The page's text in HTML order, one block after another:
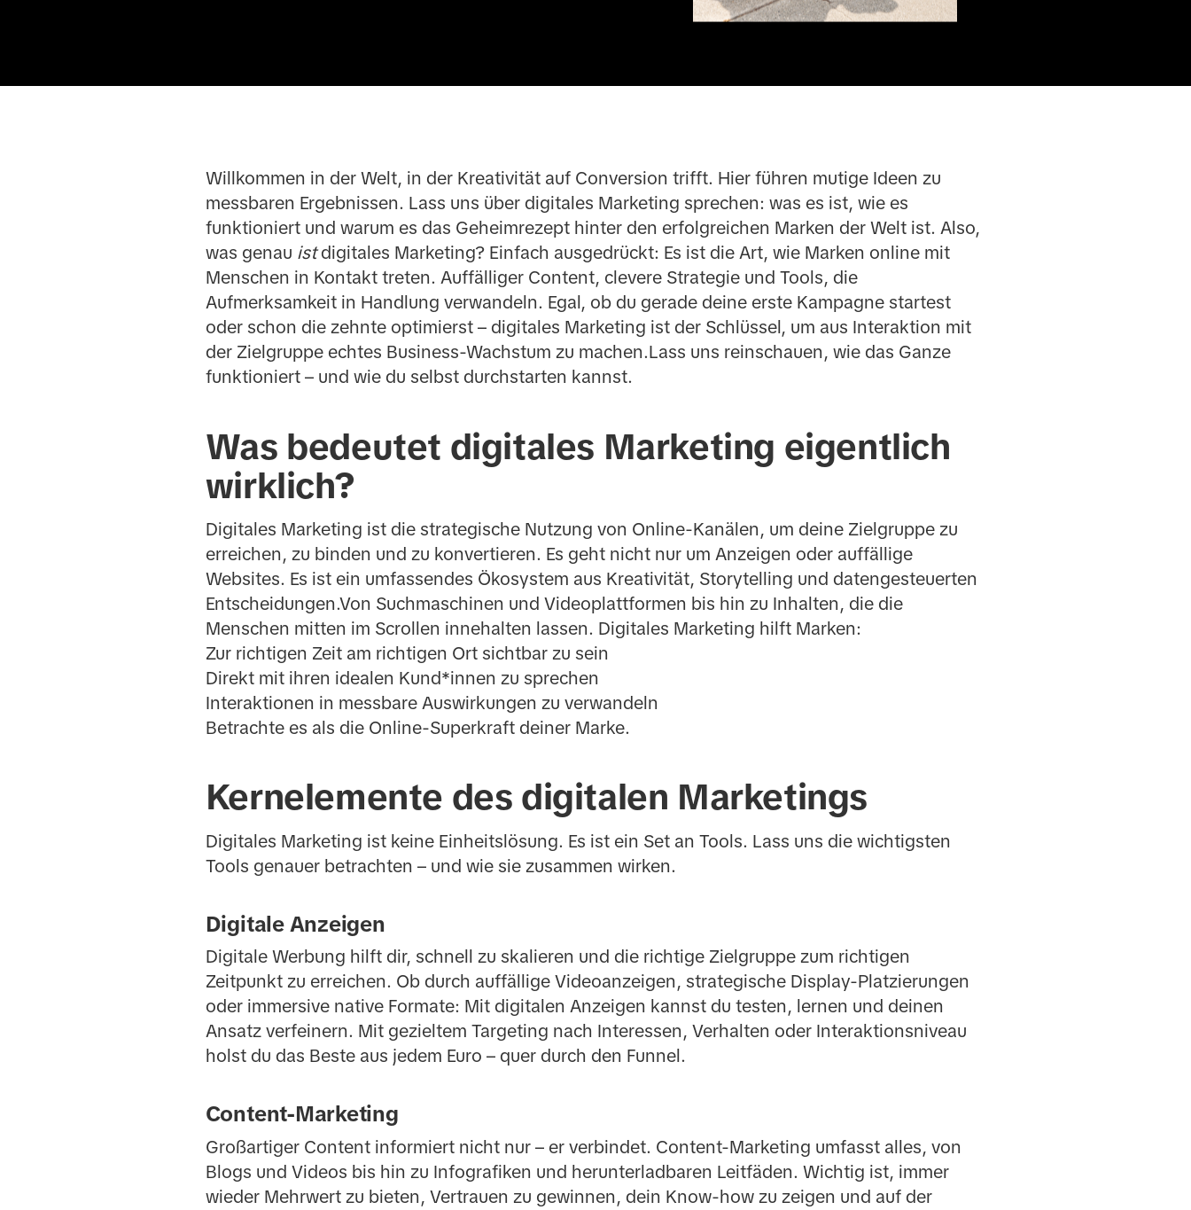
Willkommen in der Welt, in der Kreativität auf Conversion trifft. Hier führen mutige Ideen zu
messbaren Ergebnissen. Lass uns über digitales Marketing sprechen: was es ist, wie es
funktioniert und warum es das Geheimrezept hinter den erfolgreichen Marken der Welt ist. Also,
was genau istdigitales Marketing? Einfach ausgedrückt: Es ist die Art, wie Marken online mit
Menschen in Kontakt treten. Auffälliger Content, clevere Strategie und Tools, die
Aufmerksamkeit in Handlung verwandeln. Egal, ob du gerade deine erste Kampagne startest
oder schon die zehnte optimierst – digitales Marketing ist der Schlüssel, um aus Interaktion mit
der Zielgruppe echtes Business-Wachstum zu machen.Lass uns reinschauen, wie das Ganze
funktioniert – und wie du selbst durchstarten kannst.
Was bedeutet digitales Marketing eigentlich
wirklich?
Digitales Marketing ist die strategische Nutzung von Online-Kanälen, um deine Zielgruppe zu
erreichen, zu binden und zu konvertieren. Es geht nicht nur um Anzeigen oder auffällige
Websites. Es ist ein umfassendes Ökosystem aus Kreativität, Storytelling und datengesteuerten
Entscheidungen.Von Suchmaschinen und Videoplattformen bis hin zu Inhalten, die die
Menschen mitten im Scrollen innehalten lassen. Digitales Marketing hilft Marken:
Zur richtigen Zeit am richtigen Ort sichtbar zu sein
Direkt mit ihren idealen Kund*innen zu sprechen
Interaktionen in messbare Auswirkungen zu verwandeln
Betrachte es als die Online-Superkraft deiner Marke.
Kernelemente des digitalen Marketings
Digitales Marketing ist keine Einheitslösung. Es ist ein Set an Tools. Lass uns die wichtigsten
Tools genauer betrachten – und wie sie zusammen wirken.
Digitale Anzeigen
Digitale Werbung hilft dir, schnell zu skalieren und die richtige Zielgruppe zum richtigen
Zeitpunkt zu erreichen. Ob durch auffällige Videoanzeigen, strategische Display-Platzierungen
oder immersive native Formate: Mit digitalen Anzeigen kannst du testen, lernen und deinen
Ansatz verfeinern. Mit gezieltem Targeting nach Interessen, Verhalten oder Interaktionsniveau
holst du das Beste aus jedem Euro – quer durch den Funnel.
Content-Marketing
Großartiger Content informiert nicht nur – er verbindet. Content-Marketing umfasst alles, von
Blogs und Videos bis hin zu Infografiken und herunterladbaren Leitfäden. Wichtig ist, immer
wieder Mehrwert zu bieten, Vertrauen zu gewinnen, dein Know-how zu zeigen und auf der